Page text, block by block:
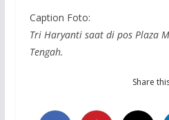
Caption Foto:
Tri Haryanti saat di pos Plaza
Tengah.
Share